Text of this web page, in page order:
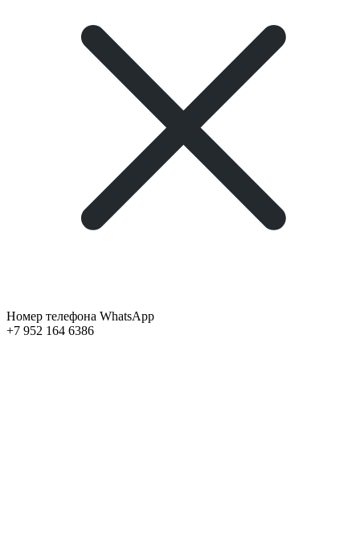
Номер телефона WhatsApp
+7 952 164 6386